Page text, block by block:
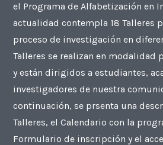
el Programa de Alfabetización en
actualidad contempla 18 Talleres
proceso de investigación en
Talleres se realizan en modalidad
y están dirigidos a estudiantes,
investigadores de nuestra
continuación, se prsenta una
Talleres, el Calendario con la
Formulario de inscripción y el